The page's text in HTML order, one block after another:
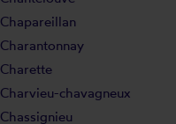
Chapareillan
Charantonnay
Charette
Charvieu-chavagneux
Chassignieu